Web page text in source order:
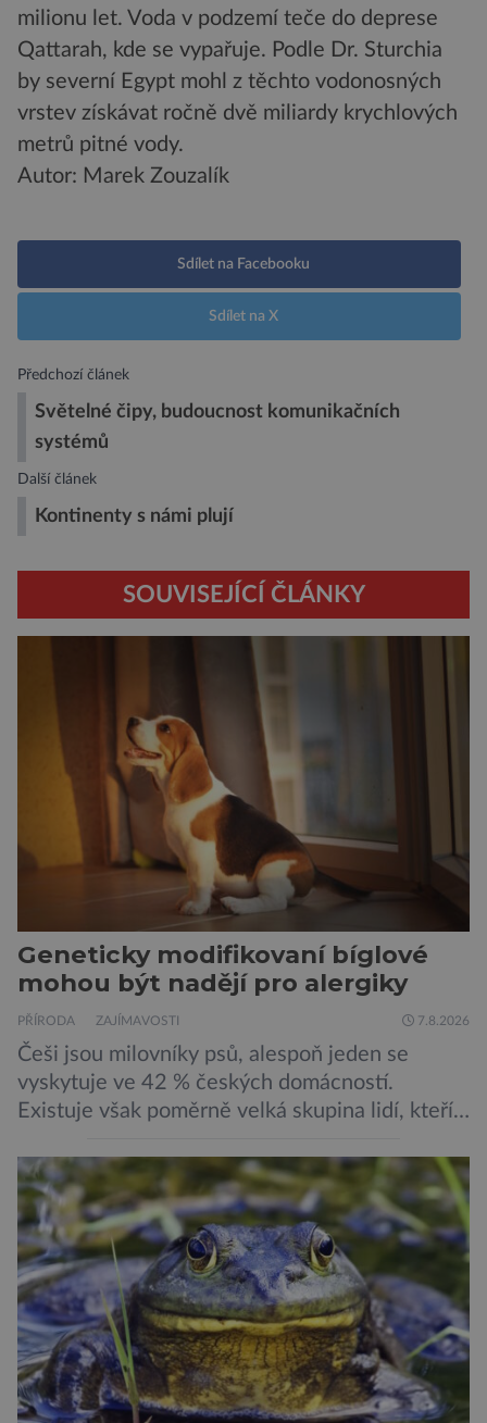
milionu let. Voda v podzemí teče do deprese
Qattarah, kde se vypařuje. Podle Dr. Sturchia
by severní Egypt mohl z těchto vodonosných
vrstev získávat ročně dvě miliardy krychlových
metrů pitné vody.
Autor: Marek Zouzalík
Sdílet na Facebooku
Sdílet na X
Předchozí článek
Světelné čipy, budoucnost komunikačních
systémů
Další článek
Kontinenty s námi plují
SOUVISEJÍCÍ ČLÁNKY
Geneticky modifikovaní bíglové
mohou být nadějí pro alergiky
PŘÍRODA ZAJÍMAVOSTI 7.8.2026
Češi jsou milovníky psů, alespoň jeden se
vyskytuje ve 42 % českých domácností.
Existuje však poměrně velká skupina lidí, kteří
jsou alergičtí. Jejich imunitní systém
přecitlivěle reaguje na proteiny obsažené v
psích slinách, potu, moči a šupinkách kůže,
zachycených v srsti. Vědci nyní geneticky
upravili psy, aby […]